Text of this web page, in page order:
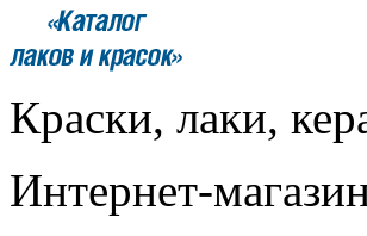
Краски, лаки,
Интернет-